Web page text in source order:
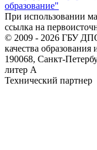
образование"
При использовании
ссылка на
© 2009 - 2026 ГБУ
качества
190068, Санкт-
литер А
Технический партнер